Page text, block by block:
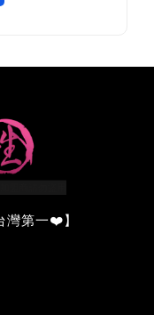
第一❤️】